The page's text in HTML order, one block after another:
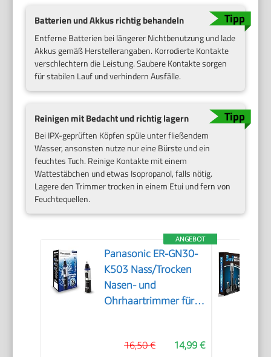
Batterien und Akkus richtig behandeln
Entferne Batterien bei längerer Nichtbenutzung und lade
Akkus gemäß Herstellerangaben. Korrodierte Kontakte
verschlechtern die Leistung. Saubere Kontakte sorgen
für stabilen Lauf und verhindern Ausfälle.
Reinigen mit Bedacht und richtig lagern
Bei IPX-geprüften Köpfen spüle unter fließendem
Wasser, ansonsten nutze nur eine Bürste und ein
feuchtes Tuch. Reinige Kontakte mit einem
Wattestäbchen und etwas Isopropanol, falls nötig.
Lagere den Trimmer trocken in einem Etui und fern von
Feuchtequellen.
ANGEBOT
Panasonic ER-GN30-
K503 Nass/Trocken
Nasen- und
Ohrhaartrimmer für
Zweifachklinge, 14,99 €
16,50 €